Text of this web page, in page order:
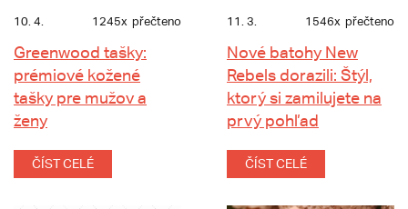
10. 4. 1245x přečteno
Greenwood tašky:
prémiové kožené
tašky pre mužov a
ženy
ČÍST CELÉ
11. 3. 1546x přečteno
Nové batohy New
Rebels dorazili: Štýl,
ktorý si zamilujete na
prvý pohľad
ČÍST CELÉ